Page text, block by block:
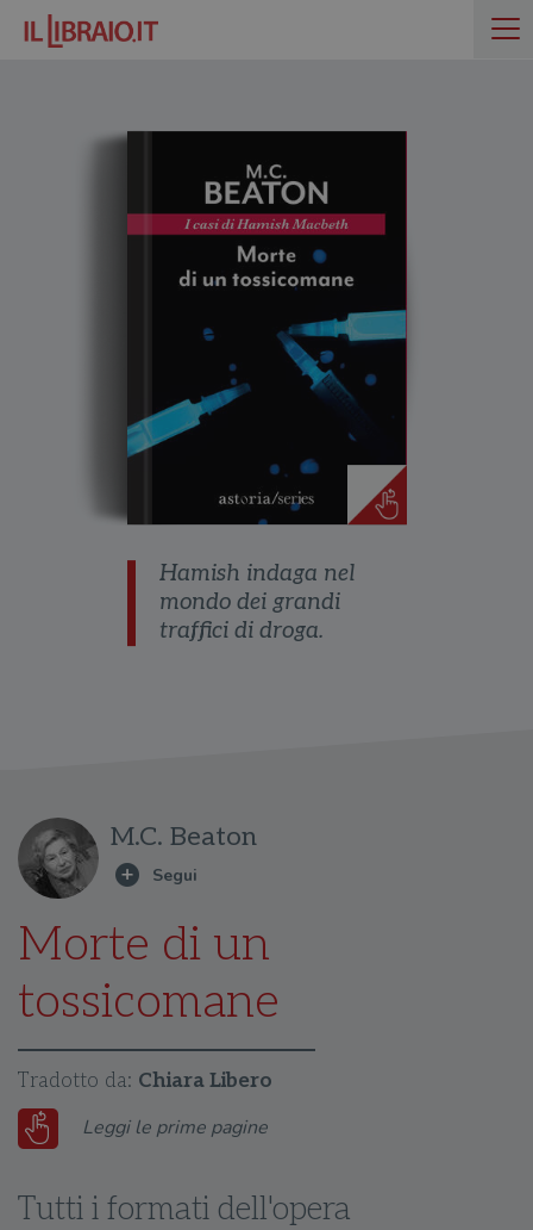
Hamish indaga nel
mondo dei grandi
traffici di droga.
M.C. Beaton
Morte di un
tossicomane
Tradotto da: Chiara Libero
Leggi le prime pagine
Tutti i formati dell'opera